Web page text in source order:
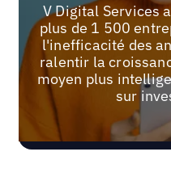
V Digital Services
plus de 1 500
l'inefficacité des
ralentir la
moyen plus
sur